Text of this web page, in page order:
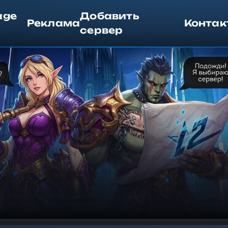
Реклама
Добавить
сервер